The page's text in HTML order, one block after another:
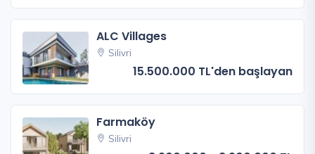
ALC Villages
Silivri
15.500.000 TL'den başlayan
Farmaköy
Silivri